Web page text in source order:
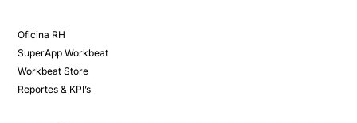
Oficina RH​
SuperAppWorkbeat
Workbeat Store​
Reportes & KPI’s​